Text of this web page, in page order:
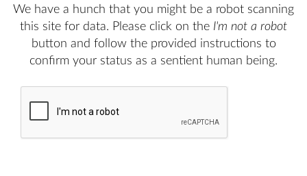
We have a hunch that you might be a robot scanning
this site for data. Please click on the I'm not a robot
button and follow the provided instructions to
confirm your status as a sentient human being.